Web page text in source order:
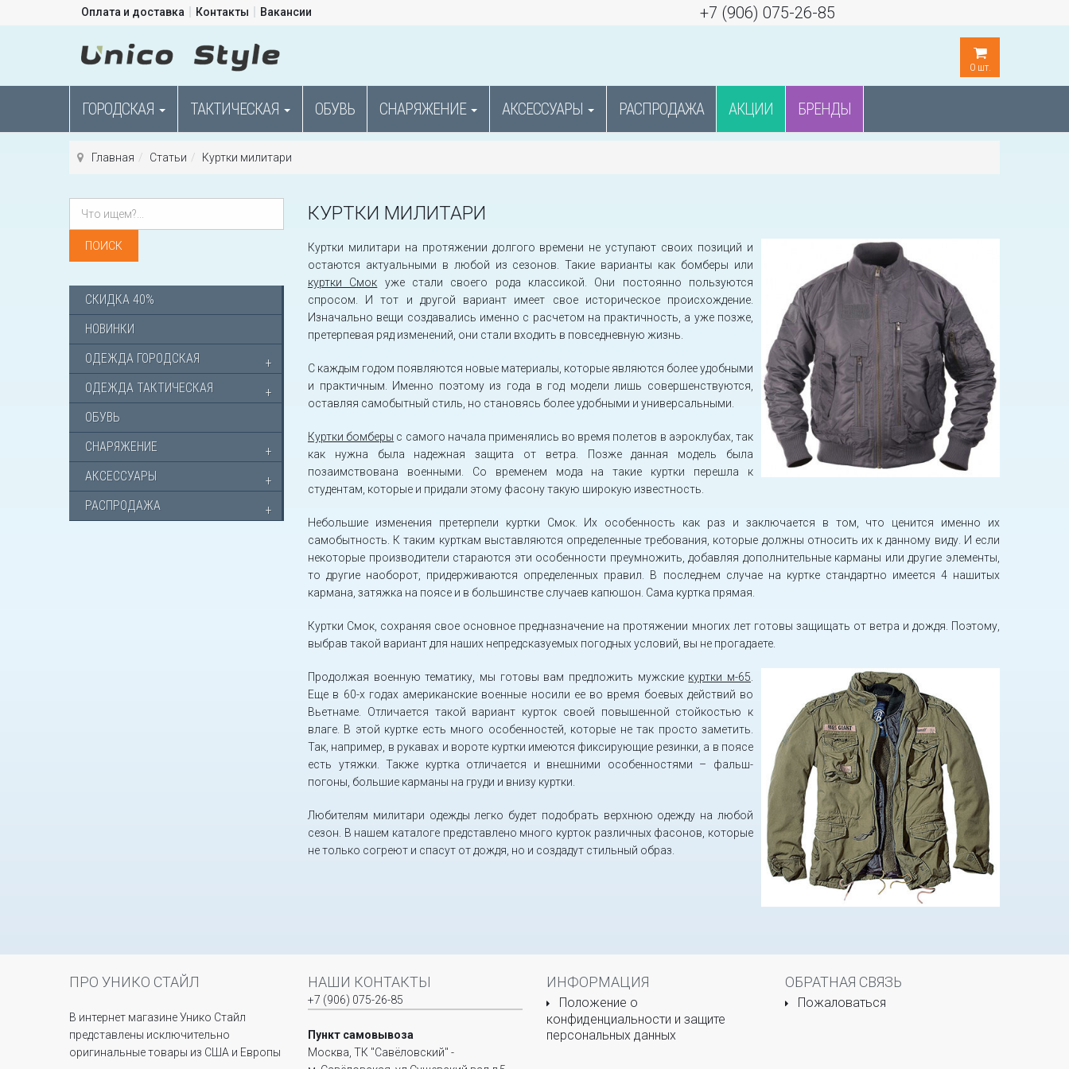
Оплата и доставка Контакты Вакансии +7 (906) 075-26-85
0шт.
ГОРОДСКАЯ ТАКТИЧЕСКАЯ ОБУВЬ СНАРЯЖЕНИЕ АКСЕССУАРЫ РАСПРОДАЖА АКЦИИ БРЕНДЫ
Главная Статьи Куртки милитари
КУРТКИ МИЛИТАРИ
Куртки милитари на протяжении долгого времени не уступают своих позиций и
остаются актуальными в любой из сезонов. Такие варианты как бомберы или
куртки Смок уже стали своего рода классикой. Они постоянно пользуются
спросом. И тот и другой вариант имеет свое историческое происхождение.
Изначально вещи создавались именно с расчетом на практичность, а уже позже,
претерпевая ряд изменений, они стали входить в повседневную жизнь.
С каждым годом появляются новые материалы, которые являются более удобными
и практичным. Именно поэтому из года в год модели лишь совершенствуются,
оставляя самобытный стиль, но становясь более удобными и универсальными.
Куртки бомберы с самого начала применялись во время полетов в аэроклубах, так
как нужна была надежная защита от ветра. Позже данная модель была
позаимствована военными. Со временем мода на такие куртки перешла к
студентам, которые и придали этому фасону такую широкую известность.
Небольшие изменения претерпели куртки Смок. Их особенность как раз и заключается в том, что ценится именно их
самобытность. К таким курткам выставляются определенные требования, которые должны относить их к данному виду. И если
некоторые производители стараются эти особенности преумножить, добавляя дополнительные карманы или другие элементы,
то другие наоборот, придерживаются определенных правил. В последнем случае на куртке стандартно имеется 4 нашитых
кармана, затяжка на поясе и в большинстве случаев капюшон. Сама куртка прямая.
Куртки Смок, сохраняя свое основное предназначение на протяжении многих лет готовы защищать от ветра и дождя. Поэтому,
выбрав такой вариант для наших непредсказуемых погодных условий, вы не прогадаете.
Продолжая военную тематику, мы готовы вам предложить мужские куртки м-65
Еще в 60-х годах американские военные носили ее во время боевых действий во
Вьетнаме. Отличается такой вариант курток своей повышенной стойкостью к
влаге. В этой куртке есть много особенностей, которые не так просто заметить.
Так, например, в рукавах и вороте куртки имеются фиксирующие резинки, а в поясе
есть утяжки. Также куртка отличается и внешними особенностями – фальш-
погоны, большие карманы на груди и внизу куртки.
Любителям милитари одежды легко будет подобрать верхнюю одежду на любой
сезон. В нашем каталоге представлено много курток различных фасонов, которые
не только согреют и спасут от дождя, но и создадут стильный образ.
СКИДКА 40%
НОВИНКИ
ОДЕЖДА ГОРОДСКАЯ
ОДЕЖДА ТАКТИЧЕСКАЯ
ОБУВЬ
СНАРЯЖЕНИЕ
АКСЕССУАРЫ
РАСПРОДАЖА
ПРО УНИКО СТАЙЛ
В интернет магазине Унико Стайл
представлены исключительно
оригинальные товары из США и Европы
НАШИ КОНТАКТЫ
+7 (906) 075-26-85
Пункт самовывоза
Москва, ТК "Савёловский" -
ИНФОРМАЦИЯ
Положение о
конфиденциальности и защите
персональных данных
ОБРАТНАЯ СВЯЗЬ
Пожаловаться